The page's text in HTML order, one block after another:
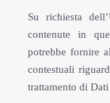
Su richiesta
contenute in
potrebbe fornire
contestuali
trattamento di Dati